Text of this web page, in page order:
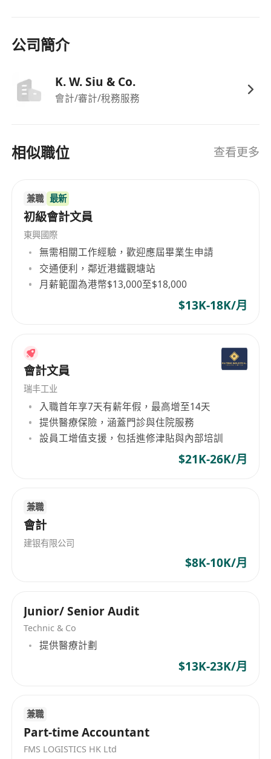
公司簡介
K. W. Siu & Co.
會計/審計/稅務服務
相似職位 查看更多
兼職 最新
初級會計文員
東興國際
無需相關工作經驗，歡迎應屆畢業生申請
交通便利，鄰近港鐵觀塘站
月薪範圍為港幣$13,000至$18,000
$13K-18K/月
會計文員
瑞丰工业
入職首年享7天有薪年假，最高增至14天
提供醫療保險，涵蓋門診與住院服務
設員工增值支援，包括進修津貼與內部培訓
$21K-26K/月
兼職
會計
建银有限公司
$8K-10K/月
Junior/ Senior Audit
Technic & Co
提供醫療計劃
$13K-23K/月
兼職
Part-time Accountant
FMS LOGISTICS HK Ltd